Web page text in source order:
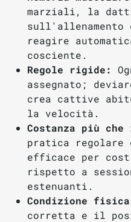
marziali, la
sull'allenamento
reagire
cosciente.
Regole rigide:
assegnato;
crea cattive
la velocità.
Costanza più
pratica regolare
efficace per
rispetto a
estenuanti.
Condizione
corretta e il